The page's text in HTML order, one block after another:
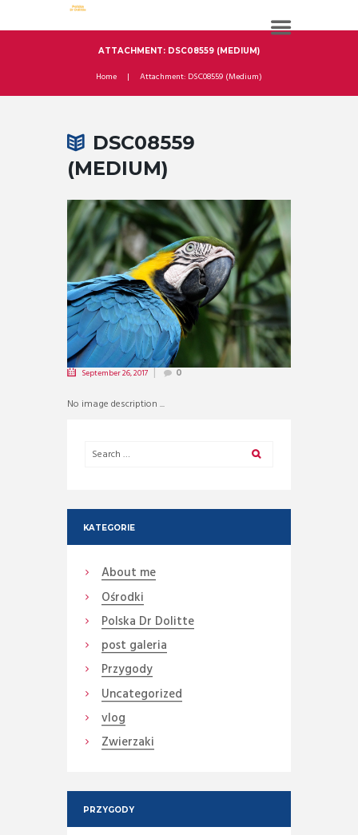
ATTACHMENT: DSC08559 (MEDIUM)
Home Attachment: DSC08559 (Medium)
DSC08559
(MEDIUM)
September 26, 2017 0
No image description ...
KATEGORIE
About me
Ośrodki
Polska Dr Dolitte
post galeria
Przygody
Uncategorized
vlog
Zwierzaki
PRZYGODY